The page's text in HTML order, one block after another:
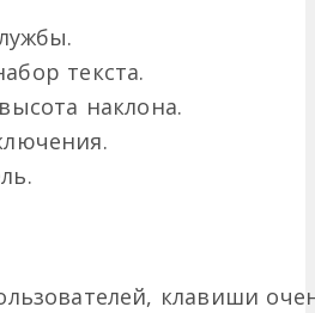
текста.
наклона.
клавиши